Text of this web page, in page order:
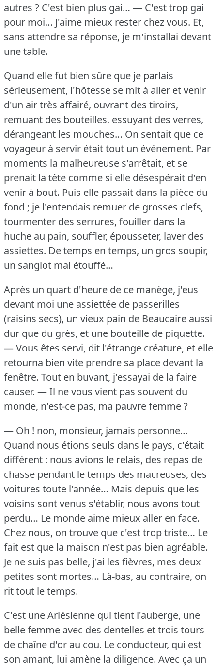
autres ? C'est bien plus gai… — C'est trop gai
pour moi… J'aime mieux rester chez vous. Et,
sans attendre sa réponse, je m'installai devant
une table.
Quand elle fut bien sûre que je parlais
sérieusement, l'hôtesse se mit à aller et venir
d'un air très affairé, ouvrant des tiroirs,
remuant des bouteilles, essuyant des verres,
dérangeant les mouches… On sentait que ce
voyageur à servir était tout un événement. Par
moments la malheureuse s'arrêtait, et se
prenait la tête comme si elle désespérait d'en
venir à bout. Puis elle passait dans la pièce du
fond ; je l'entendais remuer de grosses clefs,
tourmenter des serrures, fouiller dans la
huche au pain, souffler, épousseter, laver des
assiettes. De temps en temps, un gros soupir,
un sanglot mal étouffé…
Après un quart d'heure de ce manège, j'eus
devant moi une assiettée de passerilles
(raisins secs), un vieux pain de Beaucaire aussi
dur que du grès, et une bouteille de piquette.
— Vous êtes servi, dit l'étrange créature, et elle
retourna bien vite prendre sa place devant la
fenêtre. Tout en buvant, j'essayai de la faire
causer. — Il ne vous vient pas souvent du
monde, n'est-ce pas, ma pauvre femme ?
— Oh ! non, monsieur, jamais personne…
Quand nous étions seuls dans le pays, c'était
différent : nous avions le relais, des repas de
chasse pendant le temps des macreuses, des
voitures toute l'année… Mais depuis que les
voisins sont venus s'établir, nous avons tout
perdu… Le monde aime mieux aller en face.
Chez nous, on trouve que c'est trop triste… Le
fait est que la maison n'est pas bien agréable.
Je ne suis pas belle, j'ai les fièvres, mes deux
petites sont mortes… Là-bas, au contraire, on
rit tout le temps.
C'est une Arlésienne qui tient l'auberge, une
belle femme avec des dentelles et trois tours
de chaîne d'or au cou. Le conducteur, qui est
son amant, lui amène la diligence. Avec ça un